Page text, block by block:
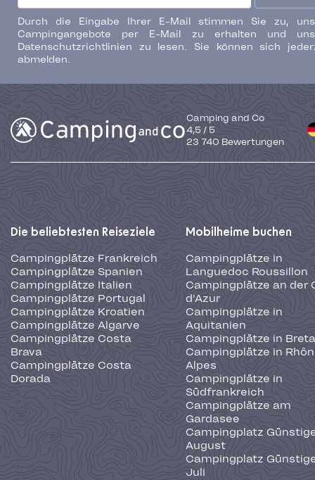
Durch die Eingabe Ihrer E-Mail stimmen Sie zu,
Campingangebote per E-Mail zu erhalten und
Datenschutzrichtlinien zu lesen. Sie können sich
abmelden.
Camping and Co
4,5 / 5
23 740 Bewertungen
Die beliebtesten Reiseziele
Campingplätze Frankreich
Campingplätze Spanien
Campingplätze Italien
Campingplätze Portugal
Campingplätze Kroatien
Campingplätze Algarve
Campingplätze Costa
Brava
Campingplätze Costa
Dorada
Mobilheime buchen
Campingplätze in
Languedoc Roussillon
Campingplätze an der
d'Azur
Campingplätze in
Aquitanien
Campingplätze in
Campingplätze in
Alpes
Campingplätze in
Südfrankreich
Campingplätze am
Gardasee
Campingplatz
August
Campingplatz
Juli